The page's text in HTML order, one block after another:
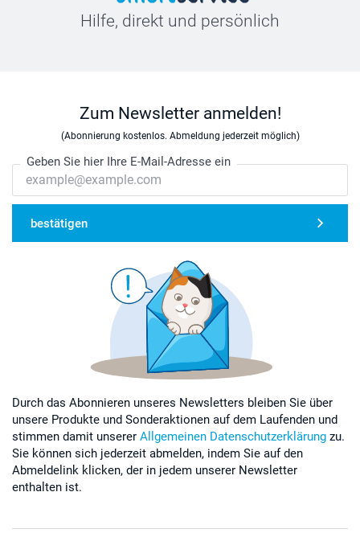
Hilfe, direkt und persönlich
Zum Newsletter anmelden!
(Abonnierung kostenlos. Abmeldung jederzeit möglich)
Geben Sie hier Ihre E-Mail-Adresse ein
bestätigen
Durch das Abonnieren unseres Newsletters bleiben Sie über
unsere Produkte und Sonderaktionen auf dem Laufenden und
stimmen damit unserer Allgemeinen Datenschutzerklärung zu.
Sie können sich jederzeit abmelden, indem Sie auf den
Abmeldelink klicken, der in jedem unserer Newsletter
enthalten ist.